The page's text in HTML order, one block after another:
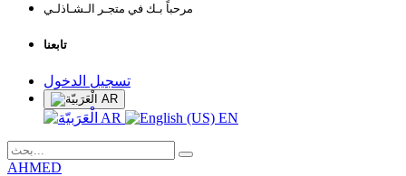
مرحباً بـك في متجـر الـشـاذلـي
تابعنا
تسجيل الدخول
AR
AR EN
AHMED